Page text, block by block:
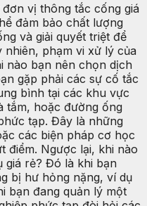
vị thông tắc cống giá
đảm bảo chất lượng
và giải quyết triệt để
nhiên, phạm vi xử lý của
nào bạn nên chọn dịch
gặp phải các sự cố tắc
bình tại các khu vực
tắm, hoặc đường ống
tạp. Đây là những
các biện pháp cơ học
điểm. Ngược lại, khi nào
giá rẻ? Đó là khi bạn
bị hư hỏng nặng, ví dụ
bạn đang quản lý một